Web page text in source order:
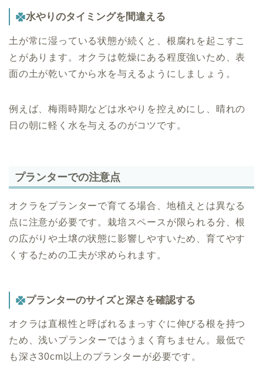
水やりのタイミングを間違える
土が常に湿っている状態が続くと、根腐れを起こすこ
とがあります。オクラは乾燥にある程度強いため、表
面の土が乾いてから水を与えるようにしましょう。
例えば、梅雨時期などは水やりを控えめにし、晴れの
日の朝に軽く水を与えるのがコツです。
プランターでの注意点
オクラをプランターで育てる場合、地植えとは異なる
点に注意が必要です。栽培スペースが限られる分、根
の広がりや土壌の状態に影響しやすいため、育てやす
くするための工夫が求められます。
プランターのサイズと深さを確認する
オクラは直根性と呼ばれるまっすぐに伸びる根を持つ
ため、浅いプランターではうまく育ちません。最低で
も深さ30cm以上のプランターが必要です。